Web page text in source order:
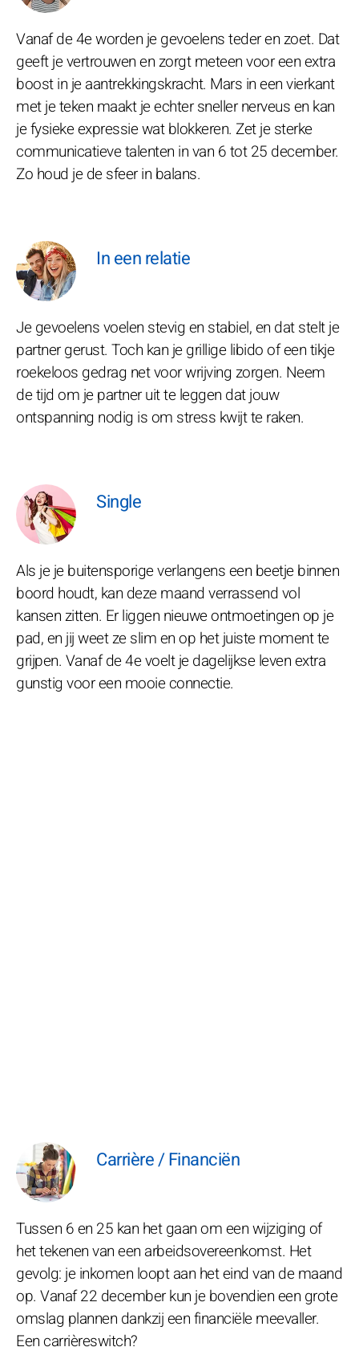
Vanaf de 4e worden je gevoelens teder en zoet. Dat
geeft je vertrouwen en zorgt meteen voor een extra
boost in je aantrekkingskracht. Mars in een vierkant
met je teken maakt je echter sneller nerveus en kan
je fysieke expressie wat blokkeren. Zet je sterke
communicatieve talenten in van 6 tot 25 december.
Zo houd je de sfeer in balans.
In een relatie
Je gevoelens voelen stevig en stabiel, en dat stelt je
partner gerust. Toch kan je grillige libido of een tikje
roekeloos gedrag net voor wrijving zorgen. Neem
de tijd om je partner uit te leggen dat jouw
ontspanning nodig is om stress kwijt te raken.
Single
Als je je buitensporige verlangens een beetje binnen
boord houdt, kan deze maand verrassend vol
kansen zitten. Er liggen nieuwe ontmoetingen op je
pad, en jij weet ze slim en op het juiste moment te
grijpen. Vanaf de 4e voelt je dagelijkse leven extra
gunstig voor een mooie connectie.
Carrière / Financiën
Tussen 6 en 25 kan het gaan om een wijziging of
het tekenen van een arbeidsovereenkomst. Het
gevolg: je inkomen loopt aan het eind van de maand
op. Vanaf 22 december kun je bovendien een grote
omslag plannen dankzij een financiële meevaller.
Een carrièreswitch?